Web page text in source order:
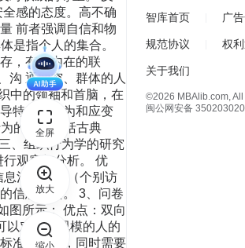
智库首页 广
规范协议 权
关于我们
©2026 MBAlib.com,
闽公网安备
全屏
放大
缩小